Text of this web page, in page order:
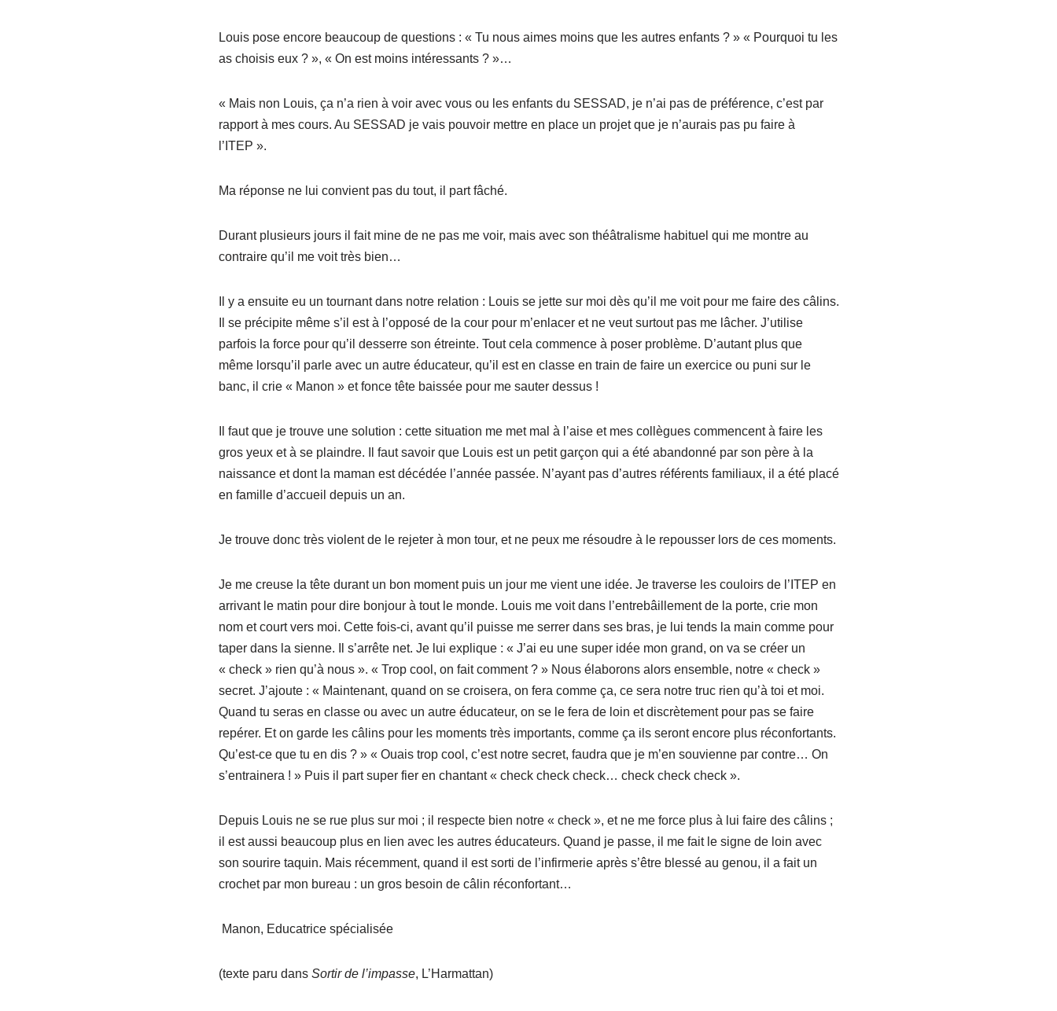
Louis pose encore beaucoup de questions : « Tu nous aimes moins que les autres enfants ? » « Pourquoi tu les
as choisis eux ? », « On est moins intéressants ? »…
« Mais non Louis, ça n’a rien à voir avec vous ou les enfants du SESSAD, je n’ai pas de préférence, c’est par
rapport à mes cours. Au SESSAD je vais pouvoir mettre en place un projet que je n’aurais pas pu faire à
l’ITEP ».
Ma réponse ne lui convient pas du tout, il part fâché.
Durant plusieurs jours il fait mine de ne pas me voir, mais avec son théâtralisme habituel qui me montre au
contraire qu’il me voit très bien…
Il y a ensuite eu un tournant dans notre relation : Louis se jette sur moi dès qu’il me voit pour me faire des câlins.
Il se précipite même s’il est à l’opposé de la cour pour m’enlacer et ne veut surtout pas me lâcher. J’utilise
parfois la force pour qu’il desserre son étreinte. Tout cela commence à poser problème. D’autant plus que
même lorsqu’il parle avec un autre éducateur, qu’il est en classe en train de faire un exercice ou puni sur le
banc, il crie « Manon » et fonce tête baissée pour me sauter dessus !
Il faut que je trouve une solution : cette situation me met mal à l’aise et mes collègues commencent à faire les
gros yeux et à se plaindre. Il faut savoir que Louis est un petit garçon qui a été abandonné par son père à la
naissance et dont la maman est décédée l’année passée. N’ayant pas d’autres référents familiaux, il a été placé
en famille d’accueil depuis un an.
Je trouve donc très violent de le rejeter à mon tour, et ne peux me résoudre à le repousser lors de ces moments.
Je me creuse la tête durant un bon moment puis un jour me vient une idée. Je traverse les couloirs de l’ITEP en
arrivant le matin pour dire bonjour à tout le monde. Louis me voit dans l’entrebâillement de la porte, crie mon
nom et court vers moi. Cette fois-ci, avant qu’il puisse me serrer dans ses bras, je lui tends la main comme pour
taper dans la sienne. Il s’arrête net. Je lui explique : « J’ai eu une super idée mon grand, on va se créer un
« check » rien qu’à nous ». « Trop cool, on fait comment ? » Nous élaborons alors ensemble, notre « check »
secret. J’ajoute : « Maintenant, quand on se croisera, on fera comme ça, ce sera notre truc rien qu’à toi et moi.
Quand tu seras en classe ou avec un autre éducateur, on se le fera de loin et discrètement pour pas se faire
repérer. Et on garde les câlins pour les moments très importants, comme ça ils seront encore plus réconfortants.
Qu’est-ce que tu en dis ? » « Ouais trop cool, c’est notre secret, faudra que je m’en souvienne par contre… On
s’entrainera ! » Puis il part super fier en chantant « check check check… check check check ».
Depuis Louis ne se rue plus sur moi ; il respecte bien notre « check », et ne me force plus à lui faire des câlins ;
il est aussi beaucoup plus en lien avec les autres éducateurs. Quand je passe, il me fait le signe de loin avec
son sourire taquin. Mais récemment, quand il est sorti de l’infirmerie après s’être blessé au genou, il a fait un
crochet par mon bureau : un gros besoin de câlin réconfortant…
Manon, Educatrice spécialisée
(texte paru dans Sortir de l’impasse, L’Harmattan)